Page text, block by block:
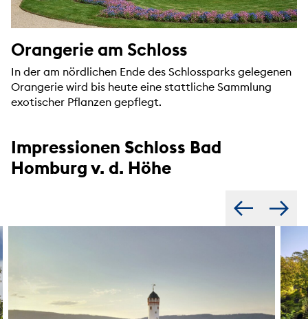
Orangerie am Schloss
In der am nördlichen Ende des Schlossparks gelegenen
Orangerie wird bis heute eine stattliche Sammlung
exotischer Pflanzen gepflegt.
Impressionen Schloss Bad
Homburg v. d. Höhe